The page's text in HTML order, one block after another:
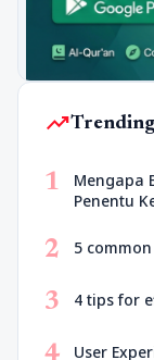
trending_up
1
Mengapa
Penentu
2 5
3 4 tips for
4 User